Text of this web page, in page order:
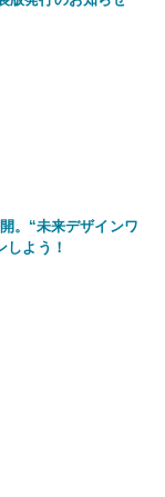
。“未来デザインワ
しよう！